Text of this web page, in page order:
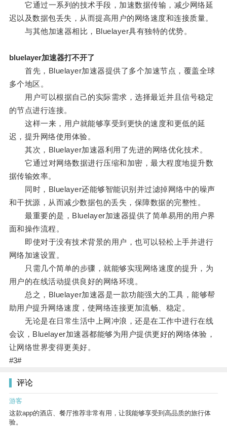
它通过一系列的技术手段，加速数据传输，减少网络延
迟以及数据包丢失，从而提高用户的网络速度和连接质量。
与其他加速器相比，Bluelayer具有独特的优势。
bluelayer加速器打不开了
首先，Bluelayer加速器提供了多个加速节点，覆盖全球
多个地区。
用户可以根据自己的实际需求，选择最近并且信号稳定
的节点进行连接。
这样一来，用户就能够享受到更快的速度和更低的延
迟，提升网络使用体验。
其次，Bluelayer加速器利用了先进的网络优化技术。
它通过对网络数据进行压缩和加密，最大程度地提升数
据传输效率。
同时，Bluelayer还能够智能识别并过滤掉网络中的噪声
和干扰源，从而减少数据包的丢失，保障数据的完整性。
最重要的是，Bluelayer加速器提供了简单易用的用户界
面和操作流程。
即使对于没有技术背景的用户，也可以轻松上手并进行
网络加速设置。
只需几个简单的步骤，就能够实现网络速度的提升，为
用户的在线活动提供良好的网络环境。
总之，Bluelayer加速器是一款功能强大的工具，能够帮
助用户提升网络速度，使网络连接更加流畅、稳定。
无论是在日常生活中上网冲浪，还是在工作中进行在线
会议，Bluelayer加速器都能够为用户提供更好的网络体验，
让网络世界变得更美好。
#3#
评论
游客
这款app的酒店、餐厅推荐非常有用，让我能够享受到高品质的旅行体
验。